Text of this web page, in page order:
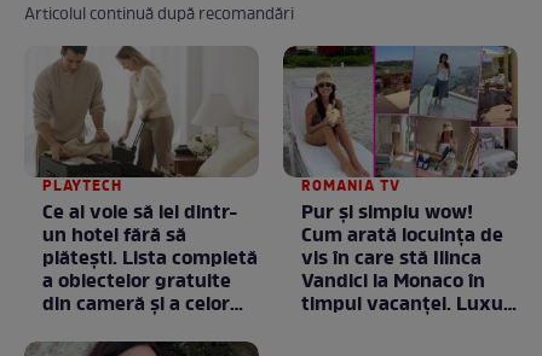
Articolul continuă după recomandări
PLAYTECH
Ce ai voie să iei dintr-
un hotel fără să
plătești. Lista completă
a obiectelor gratuite
din cameră și a celor
ROMANIA TV
Pur și simplu wow!
Cum arată locuința de
vis în care stă Ilinca
Vandici la Monaco în
timpul vacanței. Luxul